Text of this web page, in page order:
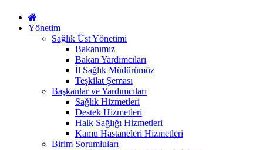
Yönetim
Sağlık Üst Yönetimi
Bakanımız
Bakan Yardımcıları
İl Sağlık Müdürümüz
Teşkilat Şeması
Başkanlar ve Yardımcıları
Sağlık Hizmetleri
Destek Hizmetleri
Halk Sağlığı Hizmetleri
Kamu Hastaneleri Hizmetleri
Birim Sorumluları